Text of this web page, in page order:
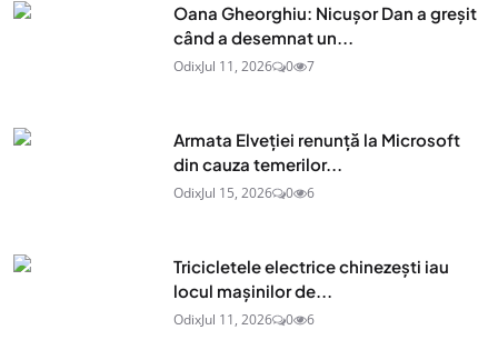
Oana Gheorghiu: Nicușor Dan a greșit
când a desemnat un...
OdixJul 11, 2026 0 7
Armata Elveției renunță la Microsoft
din cauza temerilor...
OdixJul 15, 2026 0 6
Tricicletele electrice chinezești iau
locul mașinilor de...
OdixJul 11, 2026 0 6